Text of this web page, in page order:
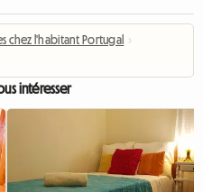
chez l'habitant Portugal ›
intéresser